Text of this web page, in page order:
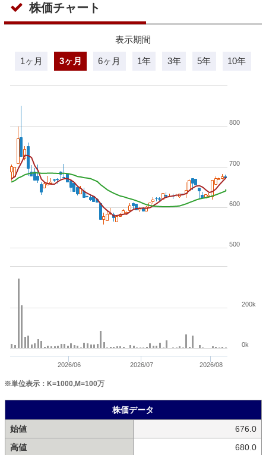
株価チャート
表示期間
1ヶ月 3ヶ月 6ヶ月 1年 3年 5年 10年
2026/06 2026/07 2026/08
500
600
700
800
0k
200k
※単位表示：K=1000,M=100万
株価データ
始値
676.0
高値
680.0